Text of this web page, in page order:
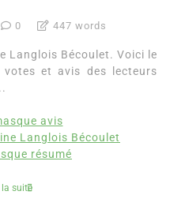
0 447 words
Langlois Bécoulet. Voici le
votes et avis des lecteurs
avis
Langlois Bécoulet
résumé
la suite